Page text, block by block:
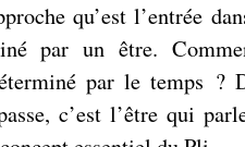
qu’est l’entrée
par un être.
par le temps ?
c’est l’être qui